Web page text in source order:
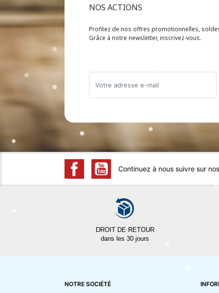
NOS ACTIONS
Profitez de nos offres promotionnelles,
Grâce à notre newsletter, inscrivez-vous.
Continuez à nous suivre sur
DROIT DE RETOUR
dans les 30 jours
NOTRE SOCIÉTÉ